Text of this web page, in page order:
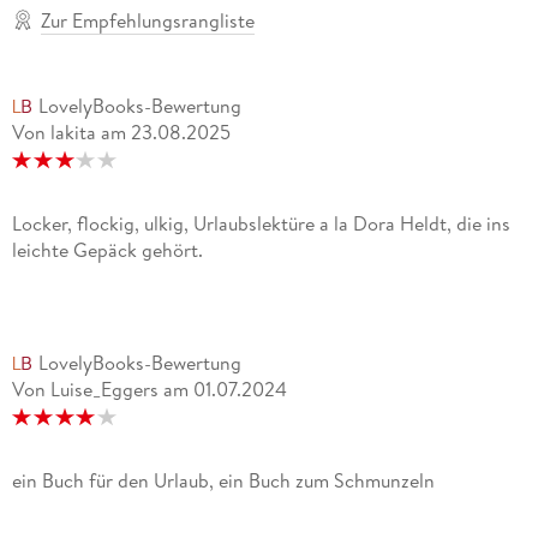
Zur Empfehlungsrangliste
LovelyBooks-Bewertung
Von lakita am 23.08.2025
Locker, flockig, ulkig, Urlaubslektüre a la Dora Heldt, die ins
leichte Gepäck gehört.
LovelyBooks-Bewertung
Von Luise_Eggers am 01.07.2024
ein Buch für den Urlaub, ein Buch zum Schmunzeln